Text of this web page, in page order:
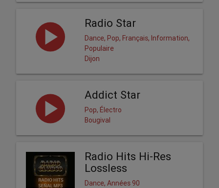
Radio Star
Dance, Pop, Français, Information,
Populaire
Dijon
Addict Star
Pop, Électro
Bougival
Radio Hits Hi-Res
Lossless
Dance, Années 90